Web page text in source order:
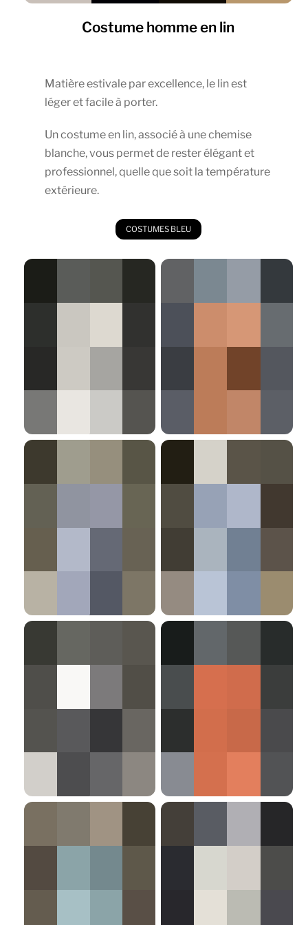
Costume homme en lin
Matière estivale par excellence, le lin est
léger et facile à porter.
Un costume en lin, associé à une chemise
blanche, vous permet de rester élégant et
professionnel, quelle que soit la température
extérieure.
COSTUMES BLEU